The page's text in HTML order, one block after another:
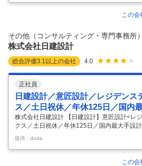
上の連続黒字経営／売上250億・社員数2700
以上連続全国1位獲得／多角事業で成長展開
理、積算等）： 国土交通省や地方自治体等の
で、発注者が行う業務を代行する補助業務で
この会
その他（コンサルティング・専門事務所
株式会社日建設計
総合評価3.1 以上の会社 4.0
正社員
日建設計／意匠設計／レジデンス
ス／土日祝休／年休125日／国内
株式会社日建設計 【日建設計】意匠設計<レ
クス／土日祝休／年休125日／国内最大手設
建設計】意匠設計<レジデンスデザイン>※フ
125日／国内最大手設計事務所 【具体的な仕
／国内外に拠点を設け、日本を代表する大手
社が取り組むプロジェクトに、設計担当の一
提供：doda
この会